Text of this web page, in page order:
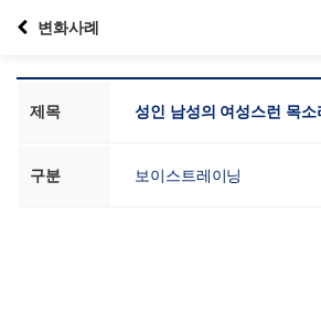
변화사례
제목 성인 남성의 여성스런 목소
구분 보이스트레이닝